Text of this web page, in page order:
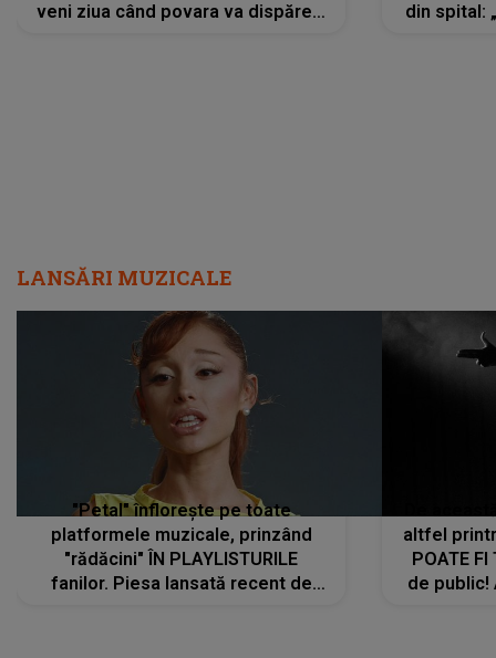
veni ziua când povara va dispărea,
din spital:
LANSĂRI MUZICALE
"Petal" înflorește pe toate
platformele muzicale, prinzând
"rădăcini" ÎN PLAYLISTURILE
fanilor. Piesa lansată recent de
altfel
POATE FI
de public!